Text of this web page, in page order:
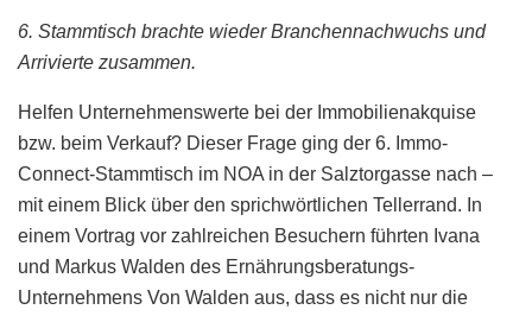
6. Stammtisch brachte wieder Branchennachwuchs und
Arrivierte zusammen.
Helfen Unternehmenswerte bei der Immobilienakquise
bzw. beim Verkauf? Dieser Frage ging der 6. Immo-
Connect-Stammtisch im NOA in der Salztorgasse nach –
mit einem Blick über den sprichwörtlichen Tellerrand. In
einem Vortrag vor zahlreichen Besuchern führten Ivana
und Markus Walden des Ernährungsberatungs-
Unternehmens Von Walden aus, dass es nicht nur die